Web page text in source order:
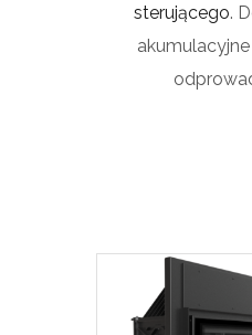
sterującego.
akumulacyjne